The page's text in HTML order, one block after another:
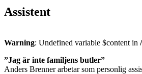
Assistent
Warning: Undefined variable $content in
”Jag är inte familjens butler”
Anders Brenner arbetar som personlig